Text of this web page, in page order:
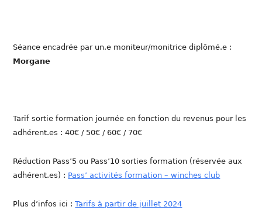
Séance encadrée par un.e moniteur/monitrice diplômé.e :
Morgane
Tarif sortie formation journée en fonction du revenus pour les
adhérent.es : 40€ / 50€ / 60€ / 70€
Réduction Pass’5 ou Pass’10 sorties formation (réservée aux
adhérent.es) : Pass’ activités formation – winches club
Plus d’infos ici :Tarifs à partir de juillet 2024